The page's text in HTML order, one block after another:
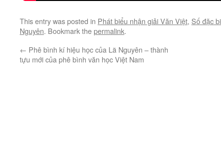
This entry was posted in Phát biểu nhận giải Văn Việt, Số đặc
Nguyên. Bookmark thepermalink.
← Phê bình kí hiệu học của Lã Nguyên – thành
tựu mới của phê bình văn học Việt Nam